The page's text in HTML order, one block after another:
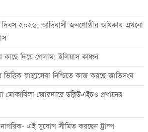
দিবস ২০২৬: আদিবাসী জনগোষ্ঠীর অধিকার এখনো
দিয়ে গেলাম: ইলিয়াস কাঞ্চন
স্বাস্থ্যসেবা নিশ্চিতে কাজ করছে জাতিসংঘ
জোরদারে ডব্লিউএইচও প্রধানের
নাগরিক- এই সুযোগ সীমিত করছেন ট্রাম্প